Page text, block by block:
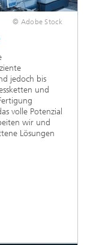
© Adobe Stock
jedoch bis
und
volle Potenzial
wir und
Lösungen